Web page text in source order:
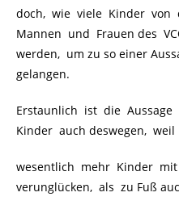
doch, wie viele Kinder von
Mannen und Frauen des
werden, um zu so einer
gelangen.
Erstaunlich ist die Aussage
Kinder auch deswegen, weil
wesentlich mehr Kinder
verunglücken, als zu Fuß